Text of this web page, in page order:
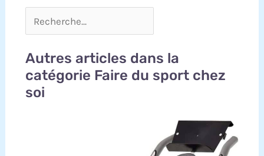
Autres articles dans la
catégorie Faire du sport chez
soi